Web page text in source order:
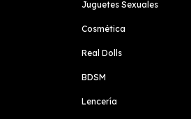
Juguetes Sexuales
Cosmética
Real Dolls
BDSM
Lencería